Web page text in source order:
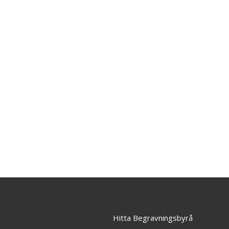
Hitta Begravningsbyrå